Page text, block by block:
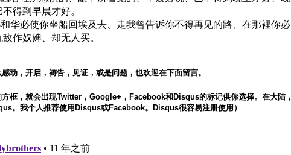
不得到早晨才好。
华必使你坐船回埃及去、走我曾告诉你不得再见的路、在那裡你必
作奴婢、却无人买。
动，开启，祷告，见证，或是问题，也欢迎在下面留言。
方框，就会出现Twitter，Google+，Facebook和Disqus的标记供你选择。在大陆，
。我个人推荐使用Disqus或Facebook。Disqus很容易注册使用）